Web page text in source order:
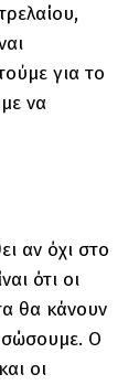
για το
να
αν όχι στο
ότι οι
θα κάνουν
σώσουμε. Ο
οι